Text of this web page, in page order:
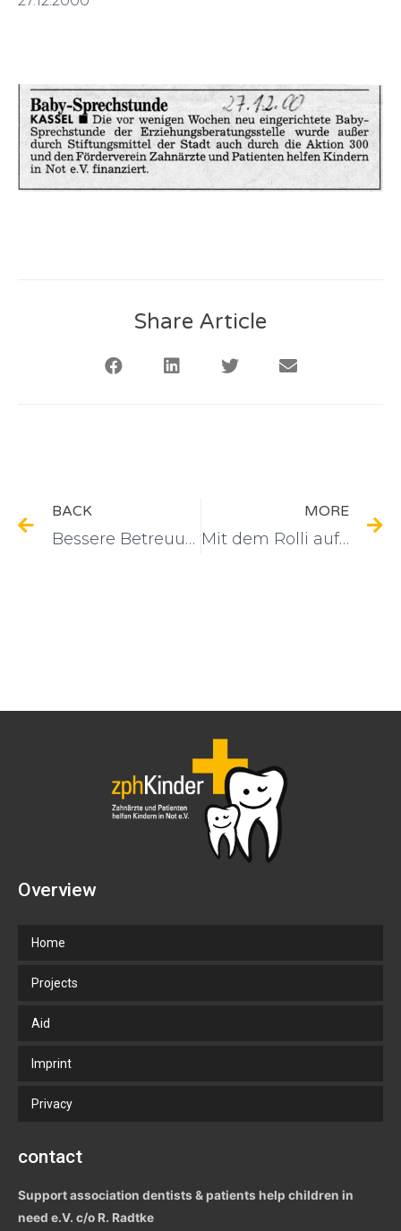
Share Article
BACK
Bessere Betreuung für Jugendliche
MORE
Mit dem Rolli auf die Wippe
Overview
Home
Projects
Aid
Imprint
Privacy
contact
Support association dentists & patients help children in
need e.V. c/o R. Radtke